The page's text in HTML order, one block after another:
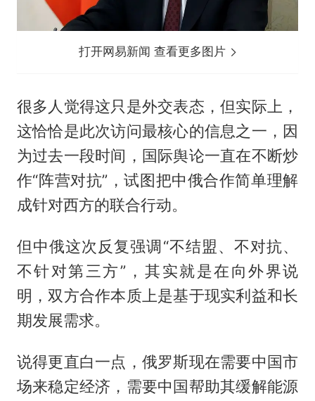
打开网易新闻 查看更多图片
很多人觉得这只是外交表态，但实际上，
这恰恰是此次访问最核心的信息之一，因
为过去一段时间，国际舆论一直在不断炒
作“阵营对抗”，试图把中俄合作简单理解
成针对西方的联合行动。
但中俄这次反复强调“不结盟、不对抗、
不针对第三方”，其实就是在向外界说
明，双方合作本质上是基于现实利益和长
期发展需求。
说得更直白一点，俄罗斯现在需要中国市
场来稳定经济，需要中国帮助其缓解能源